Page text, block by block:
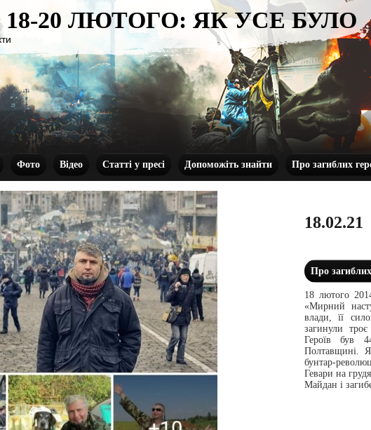
20 ЛЮТОГО: ЯК УСЕ БУЛО
Фото Відео Статті у пресі Допоможіть знайти Про загиблих
18.02.21
Про загиблих
18 лютого
«Мирний
влади, її
загинули
Героїв був
Полтавщині.
бунтар-
Гевари на
Майдан і